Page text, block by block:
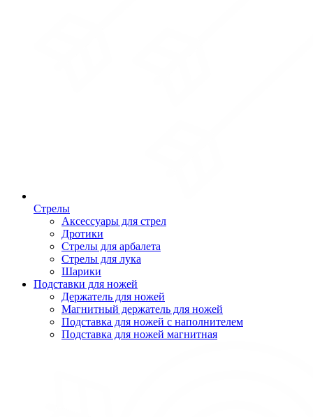
Стрелы
Аксессуары для стрел
Дротики
Стрелы для арбалета
Стрелы для лука
Шарики
Подставки для ножей
Держатель для ножей
Магнитный держатель для ножей
Подставка для ножей с наполнителем
Подставка для ножей магнитная